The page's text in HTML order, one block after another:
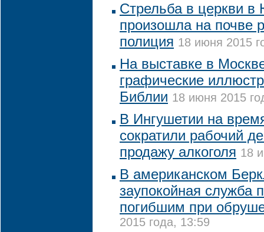
Стрельба в церкви
произошла на почве
полиция 18 июня 2015
На выставке в
графические
Библии 18 июня 2015
В Ингушетии на
сократили рабочий
продажу алкоголя 18
В американском
заупокойная служба
погибшим при
2015 года, 13:59